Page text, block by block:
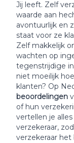
Jij leeft. Zelf
waarde aan
avontuurlijk en
staat voor ze
Zelf makkelijk
wachten op
tegenstrijdige
niet moeilijk
klanten? Op
beoordelingen
of hun
vertellen je
verzekeraar,
verzekeraar het